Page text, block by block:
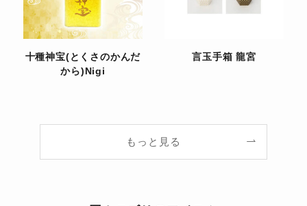
十種神宝(とくさのかんだ
から)Nigi
言玉手箱 龍宮
もっと見る